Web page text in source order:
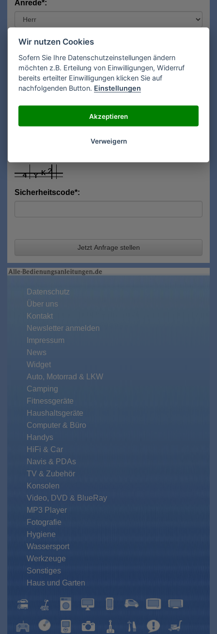
Anrede*:
Vorname*:
Nachname*:
Sicherheitscode*:
Jetzt Anfrage stellen
Datenschutz
Über uns
Kontakt
Newsletter anmelden
Impressum
News
Widget
Auto, Motorrad & LKW
Camping
Fitnessgeräte
Haushaltsgeräte
Computer & Büro
Handys
HiFi & Car
Navis & PDAs
TV & Zubehör
Konsolen
Video, DVD & BlueRay
MP3 Player
Fotografie
Hygiene
Wassersport
Werkzeuge
Sonstiges
Haus und Garten
Wir nutzen Cookies
Sofern Sie Ihre Datenschutzeinstellungen ändern
möchten z.B. Erteilung von Einwilligungen, Widerruf
bereits erteilter Einwilligungen klicken Sie auf
nachfolgenden Button. Einstellungen
Akzeptieren
Verweigern